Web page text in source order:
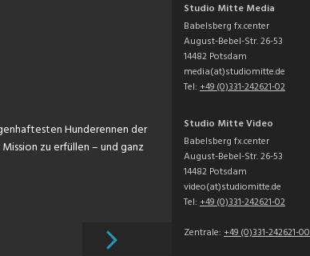
Hunderennen der
zu erfüllen – und ganz
Studio Mitte Media
Babelsberg fx.center
August-Bebel-Str. 26-53
14482 Potsdam
media(at)studiomitte.de
Tel: +49 (0)331-242621-02
Studio Mitte Video
Babelsberg fx.center
August-Bebel-Str. 26-53
14482 Potsdam
video(at)studiomitte.de
Tel: +49 (0)331-242621-02
Zentrale: +49 (0)331-242621-00